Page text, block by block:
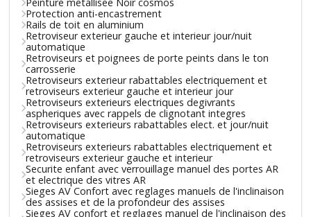
Protection anti-encastrement
Rails de toit en aluminium
Retroviseur exterieur gauche et interieur jour/nuit
automatique
Retroviseurs et poignees de porte peints dans le ton
carrosserie
Retroviseurs exterieur rabattables electriquement et
retroviseurs exterieur gauche et interieur jour
Retroviseurs exterieurs electriques degivrants
aspheriques avec rappels de clignotant integres
Retroviseurs exterieurs rabattables elect. et jour/nuit
automatique
Retroviseurs exterieurs rabattables electriquement et
retroviseurs exterieur gauche et interieur
Securite enfant avec verrouillage manuel des portes AR
et electrique des vitres AR
Sieges AV Confort avec reglages manuels de l'inclinaison
des assises et de la profondeur des assises
Sieges AV confort et reglages manuel de l'inclinaison des